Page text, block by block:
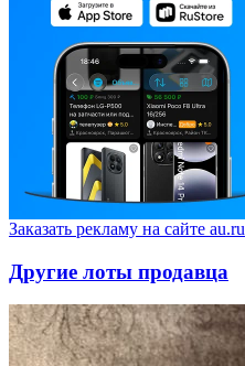
Заказать рекламу на сайте au.ru
Другие лоты продавца